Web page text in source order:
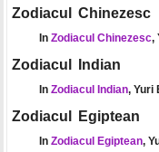
Zodiacul Chinezesc
In Zodiacul Chinezesc,
Zodiacul Indian
In Zodiacul Indian, Yuri
Zodiacul Egiptean
In Zodiacul Egiptean,